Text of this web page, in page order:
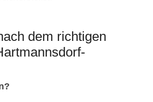
dem richtigen